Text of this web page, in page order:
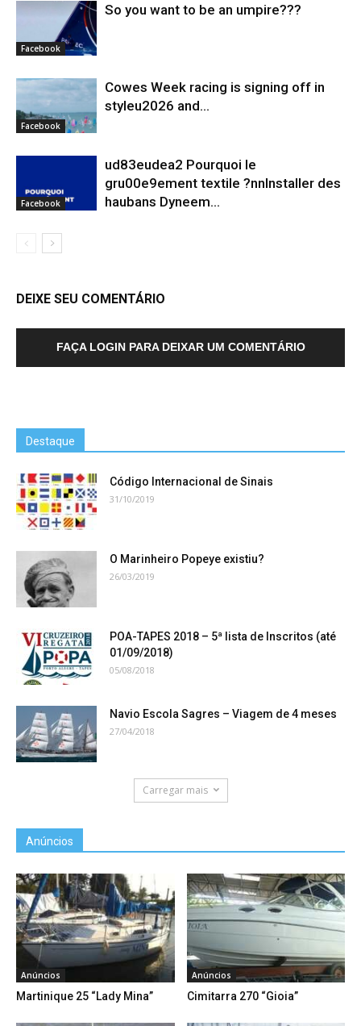
Facebook
So you want to be an umpire???
Facebook
Cowes Week racing is signing off in
styleu2026 and...
Facebook
ud83eudea2 Pourquoi le
gru00e9ement textile ?nnInstaller des
haubans Dyneem…
DEIXE SEU COMENTÁRIO
FAÇA LOGIN PARA DEIXAR UM COMENTÁRIO
Destaque
Código Internacional de Sinais
31/10/2019
O Marinheiro Popeye existiu?
26/03/2019
POA-TAPES 2018 – 5ª lista de Inscritos (até
01/09/2018)
05/08/2018
Navio Escola Sagres – Viagem de 4 meses
27/04/2018
Carregar mais
Anúncios
Anúncios
Martinique 25 “Lady Mina”
Anúncios
Cimitarra 270 “Gioia”